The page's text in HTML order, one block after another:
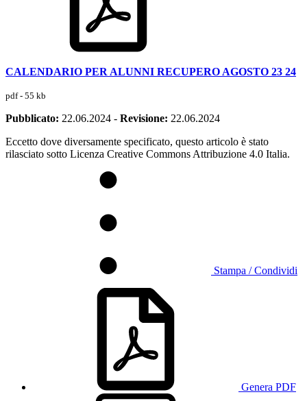
CALENDARIO PER ALUNNI RECUPERO AGOSTO 23 24
pdf - 55 kb
Pubblicato: 22.06.2024 - Revisione: 22.06.2024
Eccetto dove diversamente specificato, questo articolo è stato
rilasciato sotto Licenza Creative Commons Attribuzione 4.0 Italia.
Stampa / Condividi
Genera PDF